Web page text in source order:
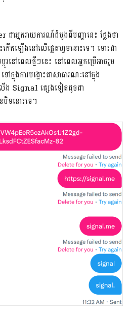
ាអ្នករាយការណ៍ដំបូងពីបញ្ហានេះ ថ្លែងថា
ើតឡើងនៅលើផ្លេតហ្វមនោះទេ។ ទោះជា
តូរនៅពេលថ្មីៗនេះ នៅពេលអ្នកប្រើអាចរួម
ងការបង្ហោះជាសាធារណៈនៅក្នុង
Signal ផ្សេងទៀតដូចជា
ទនោះទេ។